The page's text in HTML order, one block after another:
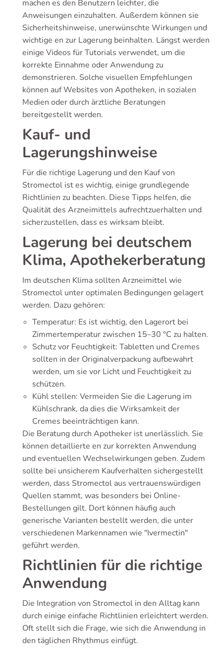
machen es den Benutzern leichter, die
Anweisungen einzuhalten. Außerdem können sie
Sicherheitshinweise, unerwünschte Wirkungen und
wichtige en zur Lagerung beinhalten. Längst werden
einige Videos für Tutorials verwendet, um die
korrekte Einnahme oder Anwendung zu
demonstrieren. Solche visuellen Empfehlungen
können auf Websites von Apotheken, in sozialen
Medien oder durch ärztliche Beratungen
bereitgestellt werden.
Kauf- und
Lagerungshinweise
Für die richtige Lagerung und den Kauf von
Stromectol ist es wichtig, einige grundlegende
Richtlinien zu beachten. Diese Tipps helfen, die
Qualität des Arzneimittels aufrechtzuerhalten und
sicherzustellen, dass es wirksam bleibt.
Lagerung bei deutschem
Klima, Apothekerberatung
Im deutschen Klima sollten Arzneimittel wie
Stromectol unter optimalen Bedingungen gelagert
werden. Dazu gehören:
Temperatur: Es ist wichtig, den Lagerort bei
Zimmertemperatur zwischen 15–30 °C zu halten.
Schutz vor Feuchtigkeit: Tabletten und Cremes
sollten in der Originalverpackung aufbewahrt
werden, um sie vor Licht und Feuchtigkeit zu
schützen.
Kühl stellen: Vermeiden Sie die Lagerung im
Kühlschrank, da dies die Wirksamkeit der
Cremes beeinträchtigen kann.
Die Beratung durch Apotheker ist unerlässlich. Sie
können detaillierte en zur korrekten Anwendung
und eventuellen Wechselwirkungen geben. Zudem
sollte bei unsicherem Kaufverhalten sichergestellt
werden, dass Stromectol aus vertrauenswürdigen
Quellen stammt, was besonders bei Online-
Bestellungen gilt. Dort können häufig auch
generische Varianten bestellt werden, die unter
verschiedenen Markennamen wie "Ivermectin"
geführt werden.
Richtlinien für die richtige
Anwendung
Die Integration von Stromectol in den Alltag kann
durch einige einfache Richtlinien erleichtert werden.
Oft stellt sich die Frage, wie sich die Anwendung in
den täglichen Rhythmus einfügt.